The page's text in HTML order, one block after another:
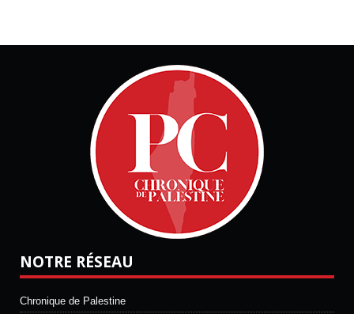
NOTRE RÉSEAU
Chronique de Palestine